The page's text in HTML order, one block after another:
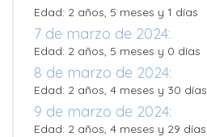
Edad: 2 años, 5 meses y 1 días
7 de marzo de 2024:
Edad: 2 años, 5 meses y 0 días
8 de marzo de 2024:
Edad: 2 años, 4 meses y 30 días
9 de marzo de 2024:
Edad: 2 años, 4 meses y 29 días